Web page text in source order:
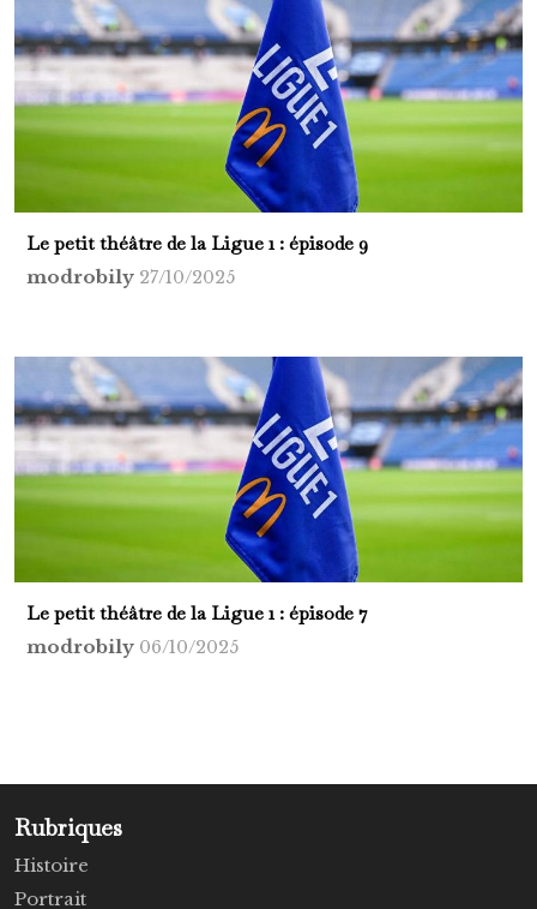
Le petit théâtre de la Ligue 1 : épisode 9
modrobily 27/10/2025
Le petit théâtre de la Ligue 1 : épisode 7
modrobily 06/10/2025
Rubriques
Histoire
Portrait